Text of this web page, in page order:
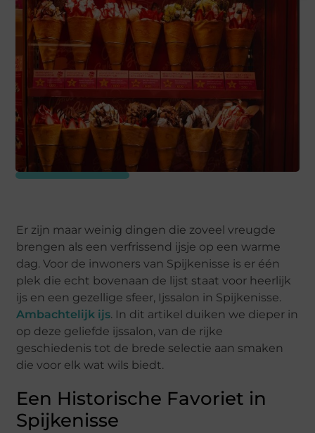
Er zijn maar weinig dingen die zoveel vreugde
brengen als een verfrissend ijsje op een warme
dag. Voor de inwoners van Spijkenisse is er één
plek die echt bovenaan de lijst staat voor heerlijk
ijs en een gezellige sfeer, Ijssalon in Spijkenisse.
Ambachtelijk ijs. In dit artikel duiken we dieper in
op deze geliefde ijssalon, van de rijke
geschiedenis tot de brede selectie aan smaken
die voor elk wat wils biedt.
Een Historische Favoriet in
Spijkenisse